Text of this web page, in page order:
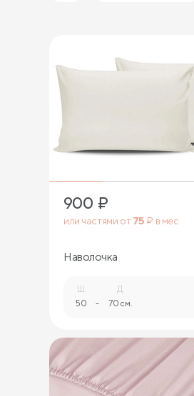
Сначала дорогие
900 ₽
или частями от75 ₽ в мес.
Наволочка
Ш.
50 -
Д.
70 см.